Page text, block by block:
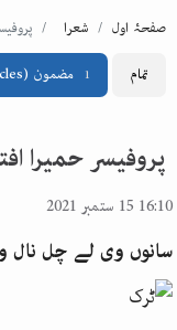
صفحۂ اول شعرا
تمام 1 مضمون
پروفیسر حمیرا
16:10 15 ستمبر 2021
سانوں وی لے چل